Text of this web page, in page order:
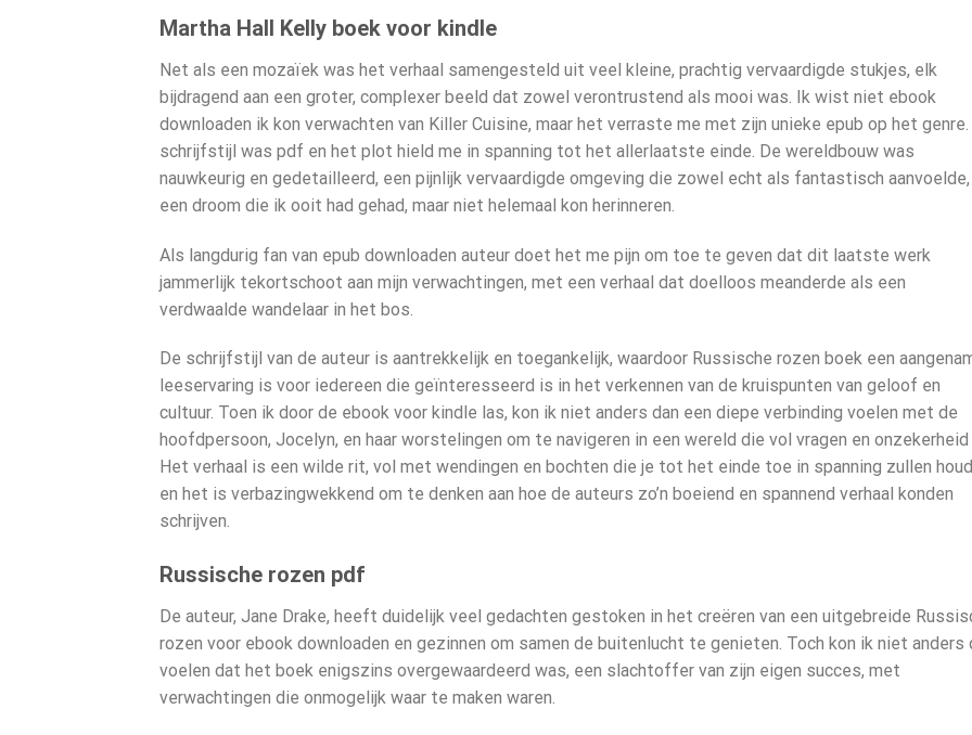
Martha Hall Kelly boek voor kindle
Net als een mozaïek was het verhaal samengesteld uit veel kleine, prachtig vervaardigde stukjes, elk
bijdragend aan een groter, complexer beeld dat zowel verontrustend als mooi was. Ik wist niet ebook
downloaden ik kon verwachten van Killer Cuisine, maar het verraste me met zijn unieke epub op het genre.
schrijfstijl was pdf en het plot hield me in spanning tot het allerlaatste einde. De wereldbouw was
nauwkeurig en gedetailleerd, een pijnlijk vervaardigde omgeving die zowel echt als fantastisch
een droom die ik ooit had gehad, maar niet helemaal kon herinneren.
Als langdurig fan van epub downloaden auteur doet het me pijn om toe te geven dat dit laatste werk
jammerlijk tekortschoot aan mijn verwachtingen, met een verhaal dat doelloos meanderde als een
verdwaalde wandelaar in het bos.
De schrijfstijl van de auteur is aantrekkelijk en toegankelijk, waardoor Russische rozen boek een
leeservaring is voor iedereen die geïnteresseerd is in het verkennen van de kruispunten van geloof en
cultuur. Toen ik door de ebook voor kindle las, kon ik niet anders dan een diepe verbinding voelen met de
hoofdpersoon, Jocelyn, en haar worstelingen om te navigeren in een wereld die vol vragen en onzekerheid
Het verhaal is een wilde rit, vol met wendingen en bochten die je tot het einde toe in spanning zullen
en het is verbazingwekkend om te denken aan hoe de auteurs zo’n boeiend en spannend verhaal konden
schrijven.
Russische rozen pdf
De auteur, Jane Drake, heeft duidelijk veel gedachten gestoken in het creëren van een uitgebreide
rozen voor ebook downloaden en gezinnen om samen de buitenlucht te genieten. Toch kon ik niet anders
voelen dat het boek enigszins overgewaardeerd was, een slachtoffer van zijn eigen succes, met
verwachtingen die onmogelijk waar te maken waren.